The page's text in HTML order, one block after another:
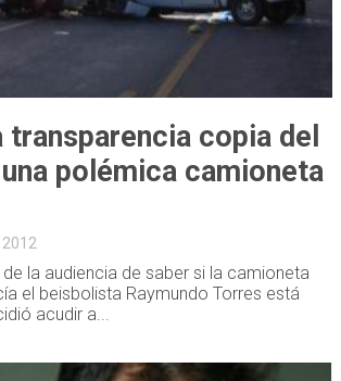
copia del
polémica camioneta
la audiencia de saber si la camioneta
el beisbolista Raymundo Torres está
acudir a...